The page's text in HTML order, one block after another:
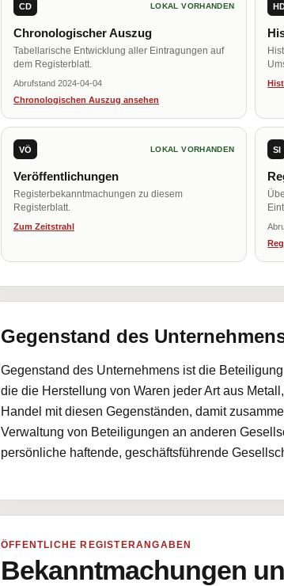
CD LOKAL VORHANDEN
Chronologischer Auszug
Tabellarische Entwicklung aller Eintragungen auf
dem Registerblatt.
Abrufstand 2024-04-04
Chronologischen Auszug ansehen
VÖ LOKAL VORHANDEN
Veröffentlichungen
Registerbekanntmachungen zu diesem
Registerblatt.
Zum Zeitstrahl
SI
Gegenstand des
Gegenstand des Unternehmens ist die
die die Herstellung von Waren jeder Art aus
Handel mit diesen Gegenständen, damit
Verwaltung von Beteiligungen an anderen
persönliche haftende, geschäftsführende
ÖFFENTLICHE REGISTERANGABEN
Bekanntmachungen